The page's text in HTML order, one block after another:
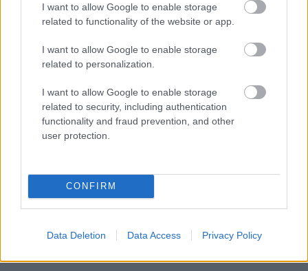
I want to allow Google to enable storage
related to functionality of the website or app.
I want to allow Google to enable storage
related to personalization.
I want to allow Google to enable storage
related to security, including authentication
functionality and fraud prevention, and other
user protection.
CONFIRM
Data Deletion Data Access Privacy Policy